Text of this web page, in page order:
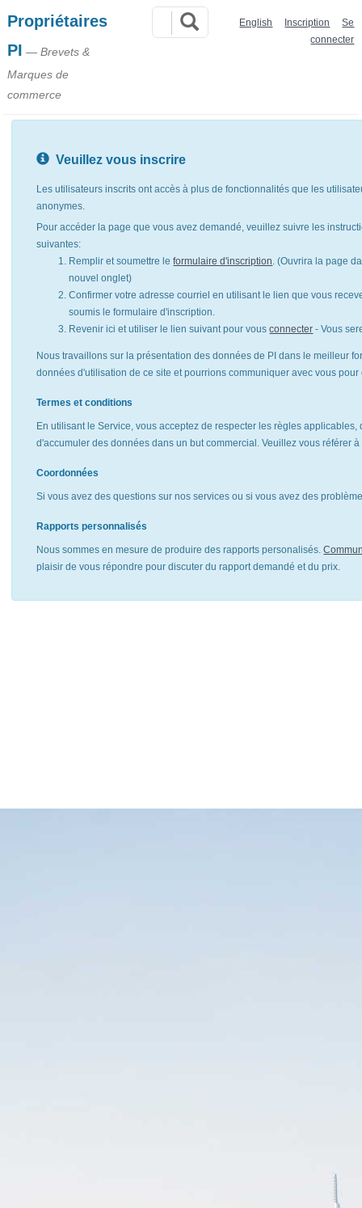
Propriétaires
PI — Brevets &
Marques de
commerce
English Inscription
Se
connecter
Veuillez vous inscrire
Les utilisateurs inscrits ont accès à plus de fonctionnalités que les
anonymes.
Pour accéder la page que vous avez demandé, veuillez suivre les
suivantes:
Remplir et soumettre leformulaire d'inscription. (Ouvrira la page
nouvel onglet)
Confirmer votre adresse courriel en utilisant le lien que vous
soumis le formulaire d'inscription.
Revenir ici et utiliser le lien suivant pour vousconnecter - Vous
Nous travaillons sur la présentation des données de PI dans le meilleur
données d'utilisation de ce site et pourrions communiquer avec vous
Termes et conditions
En utilisant le Service, vous acceptez de respecter les règles
d'accumuler des données dans un but commercial. Veuillez vous référer
Coordonnées
Si vous avez des questions sur nos services ou si vous avez des
Rapports personnalisés
Nous sommes en mesure de produire des rapports personalisés.
plaisir de vous répondre pour discuter du rapport demandé et du prix.